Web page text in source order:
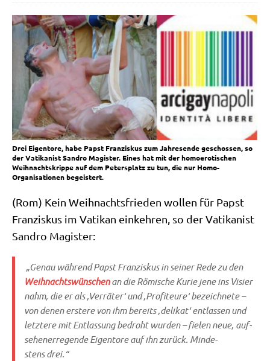
Drei Eigentore, habe Papst Franziskus zum Jahresende geschossen, so
der Vatikanist Sandro Magister. Eines hat mit der homoerotischen
Weihnachtskrippe auf dem Petersplatz zu tun, die nur Homo-
Organisationen begeistert.
(Rom) Kein Weih­nachts­frie­den wol­len für Papst
Fran­zis­kus im Vati­kan ein­keh­ren, so der Vati­ka­nist
San­dro Magister:
„Genau wäh­rend Papst Fran­zis­kus in sei­ner Rede zu den
Weih­nachts­wün­schenan die Römi­sche Kurie jene ins Visier
nahm, die er als ‚Ver­rä­ter‘ und ‚Pro­fi­teu­re‘ bezeich­ne­te –
von denen erste­re von ihm bereits ‚deli­kat‘ ent­las­sen und
letz­te­re mit Ent­las­sung bedroht wur­den – fie­len neue, auf­
se­hen­er­re­gen­de Eigen­to­re auf ihn zurück. Min­de­
stens drei.“